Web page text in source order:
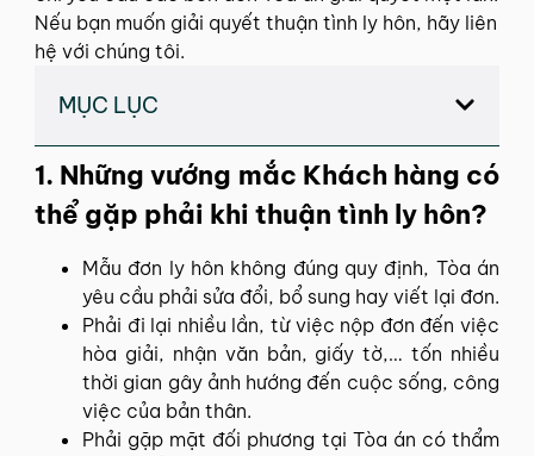
Nếu bạn muốn giải quyết thuận tình ly hôn, hãy liên
hệ với chúng tôi.
MỤC LỤC
1. Những vướng mắc Khách hàng có
thể gặp phải khi thuận tình ly hôn?
Mẫu đơn ly hôn không đúng quy định, Tòa án
yêu cầu phải sửa đổi, bổ sung hay viết lại đơn.
Phải đi lại nhiều lần, từ việc nộp đơn đến việc
hòa giải, nhận văn bản, giấy tờ,… tốn nhiều
thời gian gây ảnh hướng đến cuộc sống, công
việc của bản thân.
Phải gặp mặt đối phương tại Tòa án có thẩm